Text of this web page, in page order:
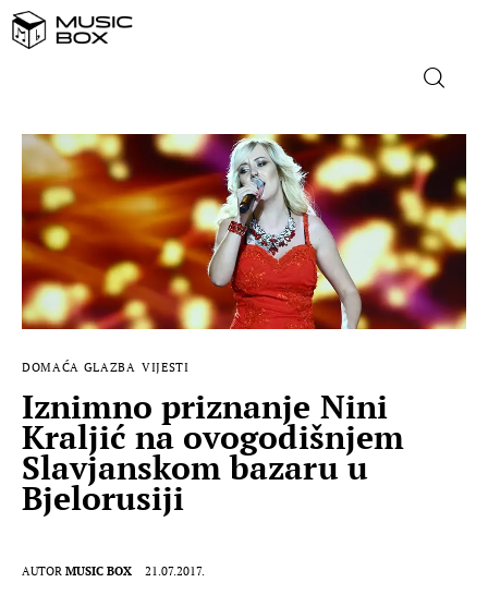
NASLOVNICA
DOMAĆA GLAZBA
STRANA GLAZBA
FILM
MUSIC BOX
DOMAĆA GLAZBA VIJESTI
Iznimno priznanje Nini
Kraljić na ovogodišnjem
Slavjanskom bazaru u
Bjelorusiji
AUTOR MUSIC BOX 21.07.2017.